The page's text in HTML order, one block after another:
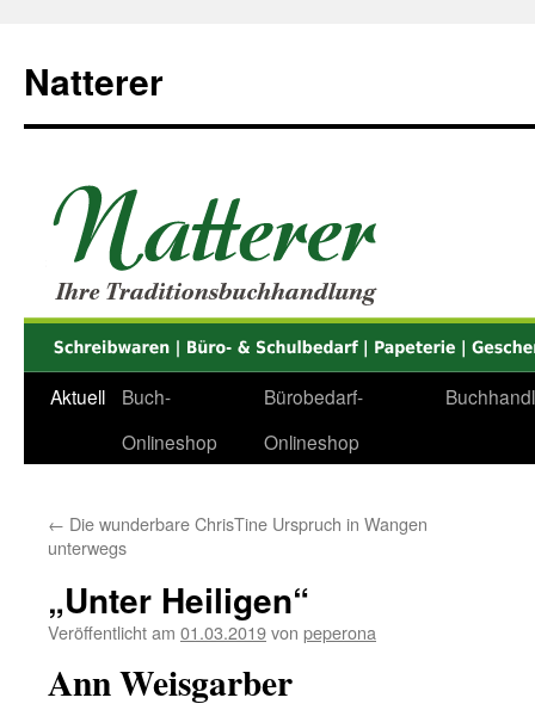
springen
Natterer
Aktuell
Buch-
Onlineshop
Bürobedarf-
Onlineshop
← Die wunderbare ChrisTine Urspruch in Wangen
unterwegs
„Unter Heiligen“
Veröffentlicht am 01.03.2019von peperona
Ann Weisgarber